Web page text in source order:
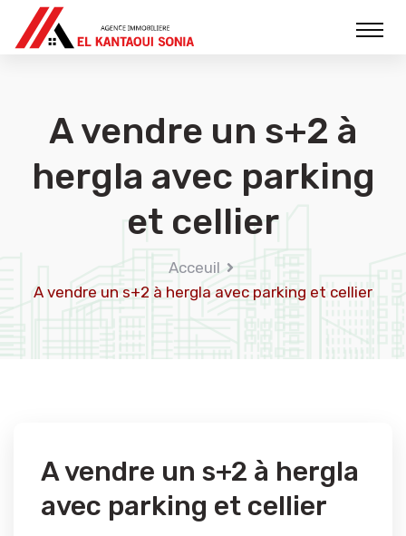
A vendre un s+2 à
hergla avec parking
et cellier
Acceuil
A vendre un s+2 à hergla avec parking et cellier
A vendre un s+2 à hergla
avec parking et cellier